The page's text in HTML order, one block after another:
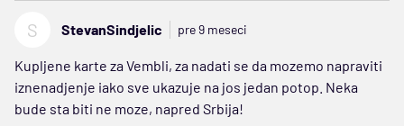
S StevanSindjelic pre 9 meseci
Kupljene karte za Vembli, za nadati se da mozemo napraviti
iznenadjenje iako sve ukazuje na jos jedan potop. Neka
bude sta biti ne moze, napred Srbija!